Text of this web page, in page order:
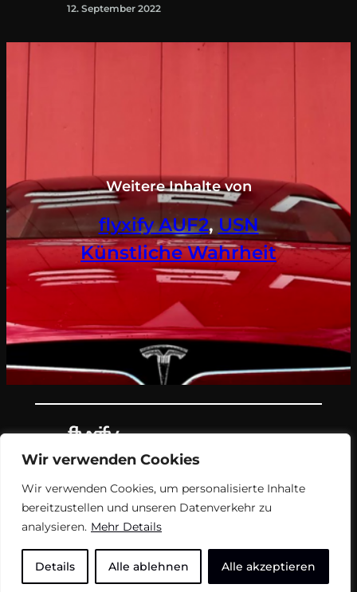
Wir verwenden Cookies
Wir verwenden Cookies, um personalisierte Inhalte
bereitzustellen und unseren Datenverkehr zu
analysieren. Mehr Details
Details Alle ablehnen Alle akzeptieren
12. September 2022
Weitere Inhalte von
flyxify AUF2, USN
Künstliche Wahrheit
Teil des Nachrichtenangebots von
flyxify.
FAQ
Unterstützen
Impressum
Soziale Medien
USN
flyxify AUF2